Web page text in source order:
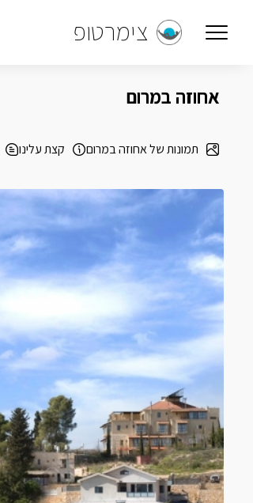
צימרטופ
אחוזה במרום
תמונות של אחוזה במרום קצת עלינו